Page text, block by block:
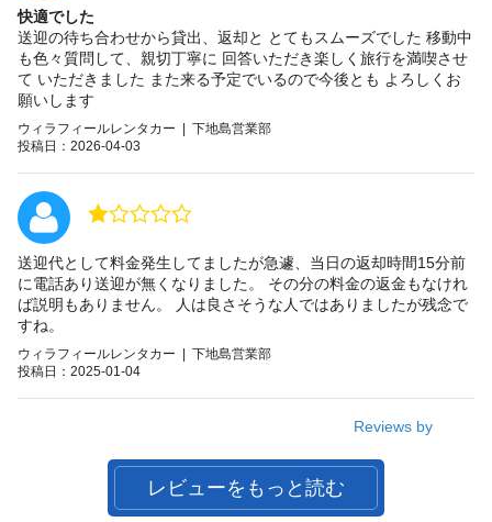
快適でした
送迎の待ち合わせから貸出、返却と とてもスムーズでした 移動中
も色々質問して、親切丁寧に 回答いただき楽しく旅行を満喫させ
て いただきました また来る予定でいるので今後とも よろしくお
願いします
ウィラフィールレンタカー | 下地島営業部
投稿日：2026-04-03
送迎代として料金発生してましたが急遽、当日の返却時間15分前
に電話あり送迎が無くなりました。 その分の料金の返金もなけれ
ば説明もありません。 人は良さそうな人ではありましたが残念で
すね。
ウィラフィールレンタカー | 下地島営業部
投稿日：2025-01-04
Reviews by
レビューをもっと読む